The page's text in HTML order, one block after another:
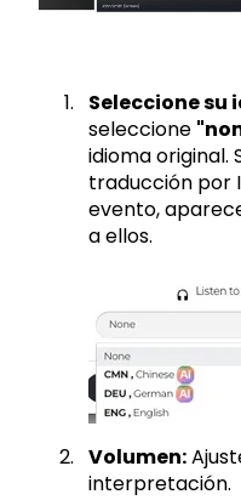
Seleccione
seleccione
idioma original.
traducción por
evento,
a ellos.
Volumen:
interpretación.